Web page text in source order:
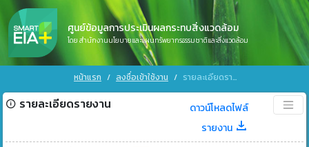
ศูนย์ข้อมูลการประเมินผลกระทบสิ่งแวดล้อม
โดย สำนักงานนโยบายและแผนทรัพยากรธรรมชาติและสิ่งแวดล้อม
หน้าแรก ลงชื่อเข้าใช้งาน รายละเอียดรายงาน
รายละเอียดรายงาน
ดาวน์โหลดไฟล์
รายงาน